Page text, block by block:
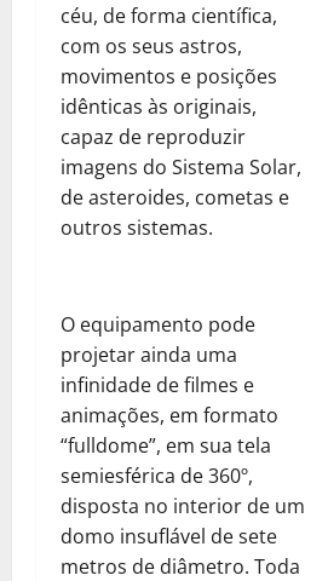
céu, de forma científica,
com os seus astros,
movimentos e posições
idênticas às originais,
capaz de reproduzir
imagens do Sistema Solar,
de asteroides, cometas e
outros sistemas.
O equipamento pode
projetar ainda uma
infinidade de filmes e
animações, em formato
“fulldome”, em sua tela
semiesférica de 360º,
disposta no interior de um
domo insuflável de sete
metros de diâmetro. Toda